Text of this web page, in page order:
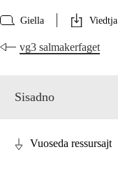
Giella Viedtja
vg3 salmakerfaget
Sisadno
Vuoseda ressursajt